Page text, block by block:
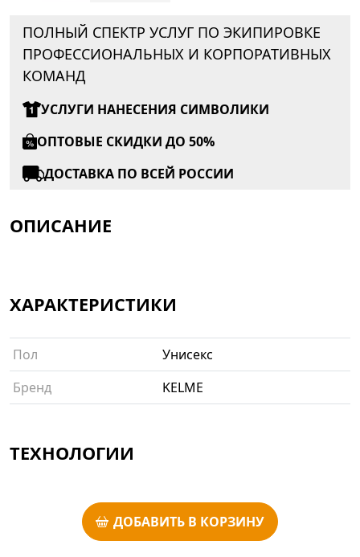
ПОЛНЫЙ СПЕКТР УСЛУГ ПО ЭКИПИРОВКЕ
ПРОФЕССИОНАЛЬНЫХ И КОРПОРАТИВНЫХ
КОМАНД
УСЛУГИ НАНЕСЕНИЯ СИМВОЛИКИ
ОПТОВЫЕ СКИДКИ ДО 50%
ДОСТАВКА ПО ВСЕЙ РОССИИ
ОПИСАНИЕ
ХАРАКТЕРИСТИКИ
Пол
Унисекс
Бренд
KELME
ТЕХНОЛОГИИ
ДОБАВИТЬ В КОРЗИНУ